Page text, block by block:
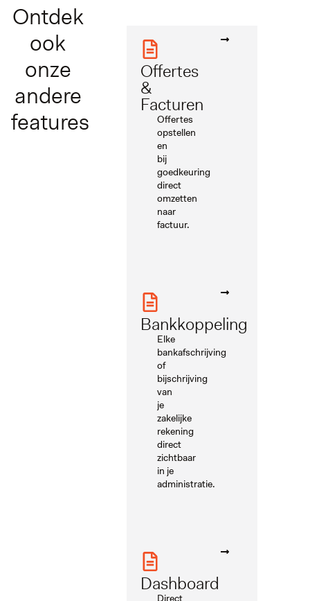
Ontdek
ook
onze
andere
features
Offertes
&
Facturen
Offertes
opstellen
en
bij
goedkeuring
direct
omzetten
naar
factuur.
Bankkoppeling
Elke
bankafschrijving
of
bijschrijving
van
je
zakelijke
rekening
direct
zichtbaar
in je
administratie.
Dashboard
Direct